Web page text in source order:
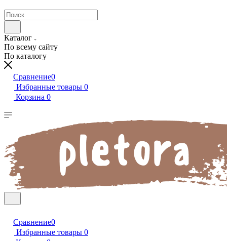
Каталог
По всему сайту
По каталогу
Сравнение0
Избранные товары 0
Корзина 0
Сравнение0
Избранные товары 0